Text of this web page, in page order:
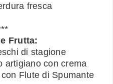
fresca
Frutta:
di stagione
artigiano con crema
Flute di Spumante